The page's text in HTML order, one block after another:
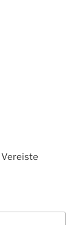
Vereiste